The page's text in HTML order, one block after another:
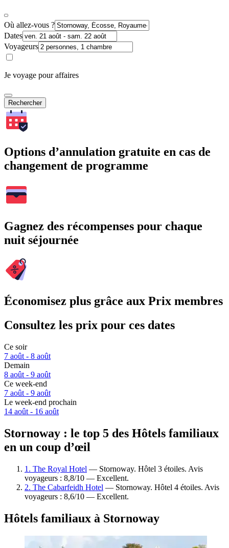
Où allez-vous ?
Dates
Voyageurs
Je voyage pour affaires
Rechercher
Options d’annulation gratuite en cas de
changement de programme
Gagnez des récompenses pour chaque
nuit séjournée
Économisez plus grâce aux Prix membres
Consultez les prix pour ces dates
Ce soir
7 août - 8 août
Demain
8 août - 9 août
Ce week-end
7 août - 9 août
Le week-end prochain
14 août - 16 août
Stornoway : le top 5 des Hôtels familiaux
en un coup d’œil
1. The Royal Hotel — Stornoway. Hôtel 3 étoiles. Avis
voyageurs : 8,8/10 — Excellent.
2. The Cabarfeidh Hotel — Stornoway. Hôtel 4 étoiles. Avis
voyageurs : 8,6/10 — Excellent.
Hôtels familiaux à Stornoway